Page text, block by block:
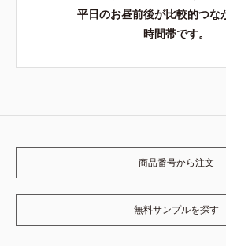
平日のお昼前後が比較的つな
時間帯です。
商品番号から注文
無料サンプルを探す